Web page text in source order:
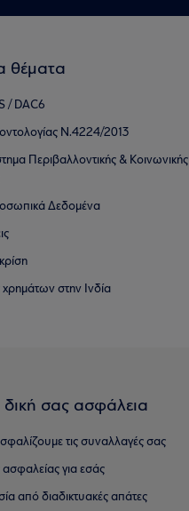
θέματα
/ DAC6
Ν.4224/2013
Περιβαλλοντικής & Κοινωνικής
Δεδομένα
στην Ινδία
δική σας ασφάλεια
τις συναλλαγές σας
για εσάς
από διαδικτυακές απάτες